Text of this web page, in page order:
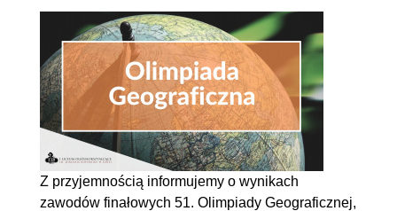
Z przyjemnością informujemy o wynikach
zawodów finałowych 51. Olimpiady Geograficznej,